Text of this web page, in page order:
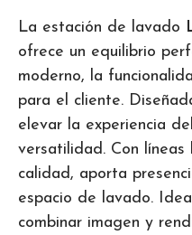
La estación de lavado
ofrece un equilibrio
moderno, la
para el cliente.
elevar la experiencia
versatilidad. Con
calidad, aporta
espacio de lavado.
combinar imagen y